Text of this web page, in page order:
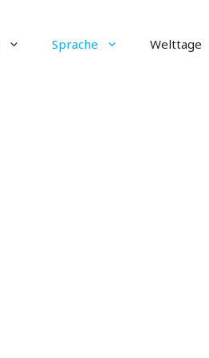
Sprache Welttage